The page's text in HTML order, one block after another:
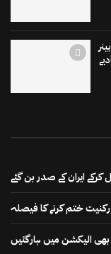
ختم کرنے کا فیصلہ
بھی الیکشن میں ہارگئیں